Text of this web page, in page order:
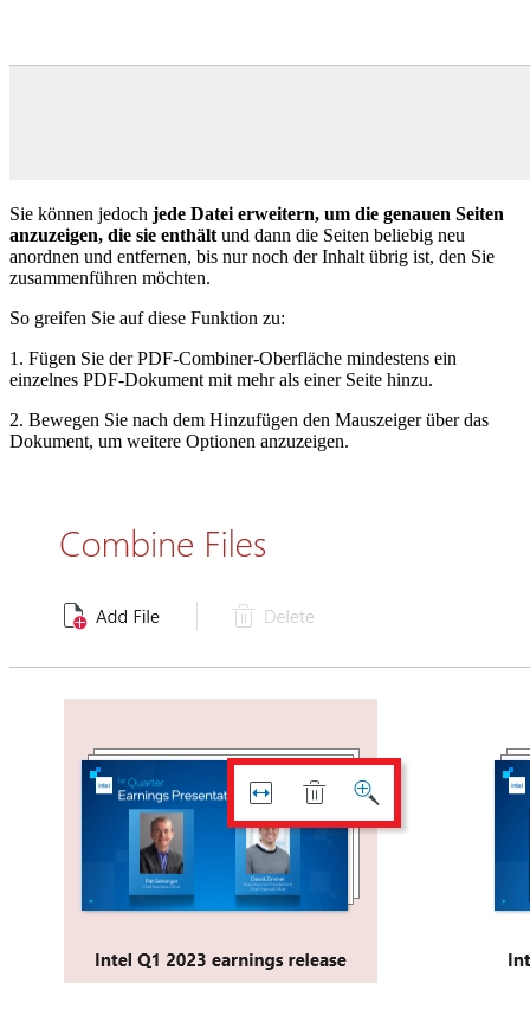
Sie können jedoch jede Datei erweitern, um die genauen Seiten
anzuzeigen, die sie enthält und dann die Seiten beliebig neu
anordnen und entfernen, bis nur noch der Inhalt übrig ist, den Sie
zusammenführen möchten.
So greifen Sie auf diese Funktion zu:
1. Fügen Sie der PDF-Combiner-Oberfläche mindestens ein
einzelnes PDF-Dokument mit mehr als einer Seite hinzu.
2. Bewegen Sie nach dem Hinzufügen den Mauszeiger über das
Dokument, um weitere Optionen anzuzeigen.